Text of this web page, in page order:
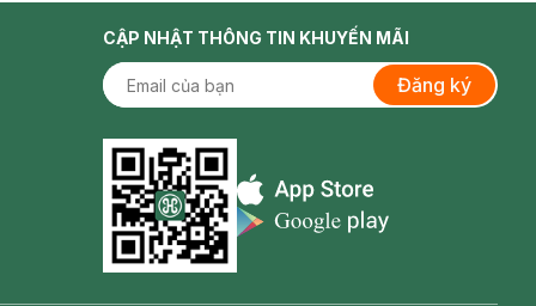
CẬP NHẬT THÔNG TIN KHUYẾN MÃI
Đăng ký
Appstore icon